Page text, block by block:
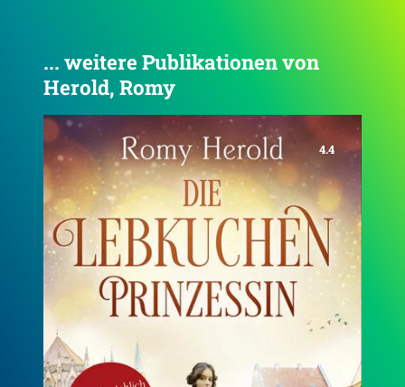
... weitere Publikationen von
Herold, Romy